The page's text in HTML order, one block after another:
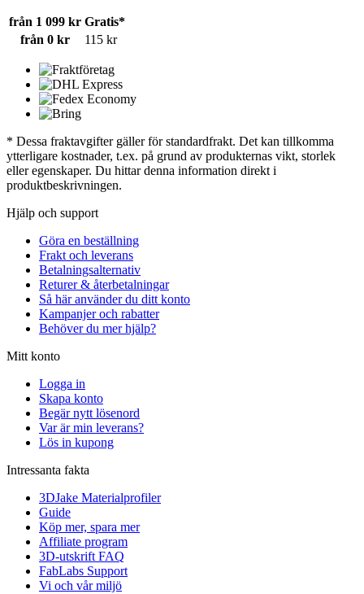
från 1 099 kr Gratis*
från 0 kr
115 kr
* Dessa fraktavgifter gäller för standardfrakt. Det kan tillkomma
ytterligare kostnader, t.ex. på grund av produkternas vikt, storlek
eller egenskaper. Du hittar denna information direkt i
produktbeskrivningen.
Hjälp och support
Göra en beställning
Frakt och leverans
Betalningsalternativ
Returer & återbetalningar
Så här använder du ditt konto
Kampanjer och rabatter
Behöver du mer hjälp?
Mitt konto
Logga in
Skapa konto
Begär nytt lösenord
Var är min leverans?
Lös in kupong
Intressanta fakta
3DJake Materialprofiler
Guide
Köp mer, spara mer
Affiliate program
3D-utskrift FAQ
FabLabs Support
Vi och vår miljö